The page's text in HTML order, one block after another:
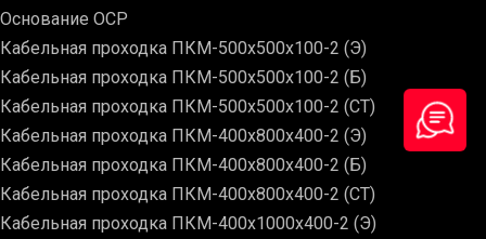
Основание ОСР
Кабельная проходка ПКМ-500х500х100-2 (Э)
Кабельная проходка ПКМ-500х500х100-2 (Б)
Кабельная проходка ПКМ-500х500х100-2 (СТ)
Кабельная проходка ПКМ-400х800х400-2 (Э)
Кабельная проходка ПКМ-400х800х400-2 (Б)
Кабельная проходка ПКМ-400х800х400-2 (СТ)
Кабельная проходка ПКМ-400х1000х400-2 (Э)